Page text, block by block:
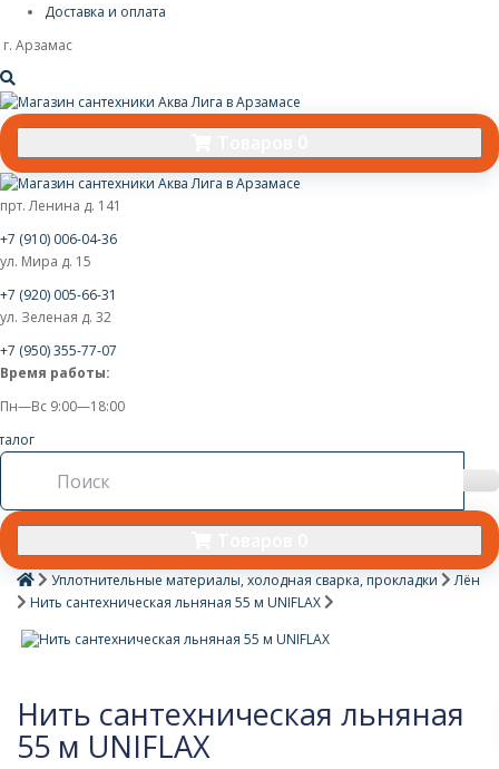
Доставка и оплата
г. Арзамас
прт. Ленина д. 141
+7 (910) 006-04-36
ул. Мира д. 15
+7 (920) 005-66-31
ул. Зеленая д. 32
+7 (950) 355-77-07
Время работы:
Пн—Вс 9:00—18:00
Уплотнительные материалы, холодная сварка, прокладки
Лён
Нить сантехническая льняная 55 м UNIFLAX
Нить сантехническая льняная
55 м UNIFLAX